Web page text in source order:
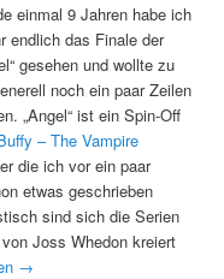
einmal 9 Jahren habe ich
endlich das Finale der
gesehen und wollte zu
noch ein paar Zeilen
„Angel“ ist ein Spin-Off
– The Vampire
die ich vor ein paar
etwas geschrieben
sind sich die Serien
Joss Whedon kreiert
→